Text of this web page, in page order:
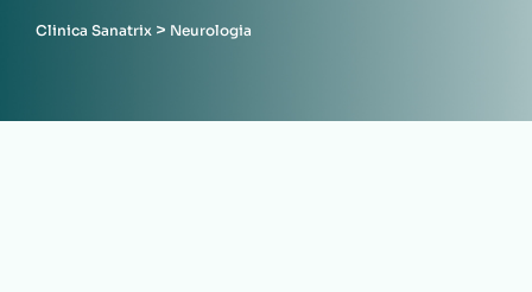
Clinica Sanatrix > Neurologia